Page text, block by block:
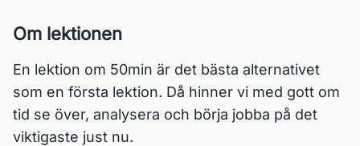
Om lektionen
En lektion om 50min är det bästa alternativet
som en första lektion. Då hinner vi med gott om
tid se över, analysera och börja jobba på det
viktigaste just nu.